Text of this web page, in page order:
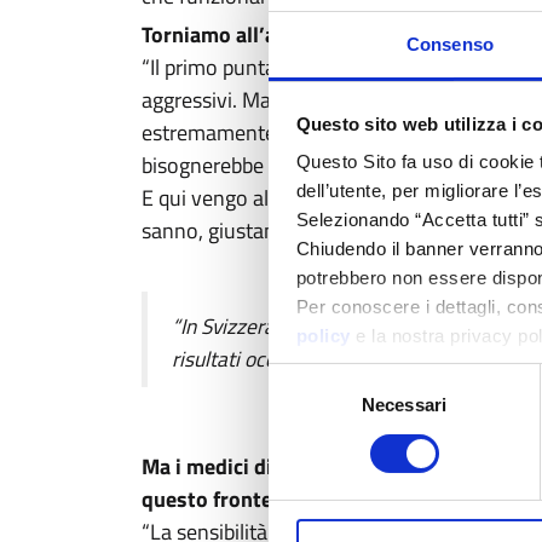
Consenso
Questo sito web utilizza i
Questo Sito fa uso di
dell’utente, per migliorare
Selezionando “Accetta
Chiudendo il banner
potrebbero non essere
Per conoscere i dettagli,
policy e la nostra privacy
Necessari
Torniamo all’approccio farmacologico e a
“Il primo punta a trattare le demenze con
aggressivi. Ma punta anche a non
estremamente
tossici, e che pure
bisognerebbe fare tutt’altro.
E qui vengo all’altro approccio. Il paziente
sanno, giustamente, come relazionarsi a
“In Svizzera i fondi per la ricerca sono
risultati occorre investire”
Ma i medici di base - che hanno sempre
questo fronte?
“La sensibilità sul tema si sta diffondendo